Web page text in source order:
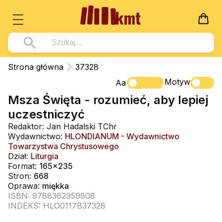
Książki
Wszystko z kategorii - Książki
Pismo Święte
Kościół Katolicki
Duszpasterstwo
Teologia
Życie chrześcijańskie
Duchowość
Literatura piękna
Wszystko z kategorii - Multimedia
DVD
CD-ROM
Muzyka
Rekolekcje i inne na CD
Śpiew i modlitwa
Muzyka klasyczna
Dla Dzieci
Wszystko z kategorii - Dla Dzieci
Literatura (D)
Płyty, DVD (D)
Podręczniki i pomoce dydaktyczne
Podręczniki
Wszystko z kategorii - Podręczniki
Podręczniki i pomoce dydaktyczne
Zabawa i Nauka
Nowości
Zaloguj się
Strona główna
37328
Aa
Motyw
Msza Święta - rozumieć, aby lepiej
uczestniczyć
Redaktor: Jan Hadalski TChr
Wydawnictwo: HLONDIANUM - Wydawnictwo
Towarzystwa Chrystusowego
Dział: Liturgia
Format: 165x235
Stron: 668
Oprawa: miękka
ISBN: 9788362959808
INDEKS: HLO0117B37328